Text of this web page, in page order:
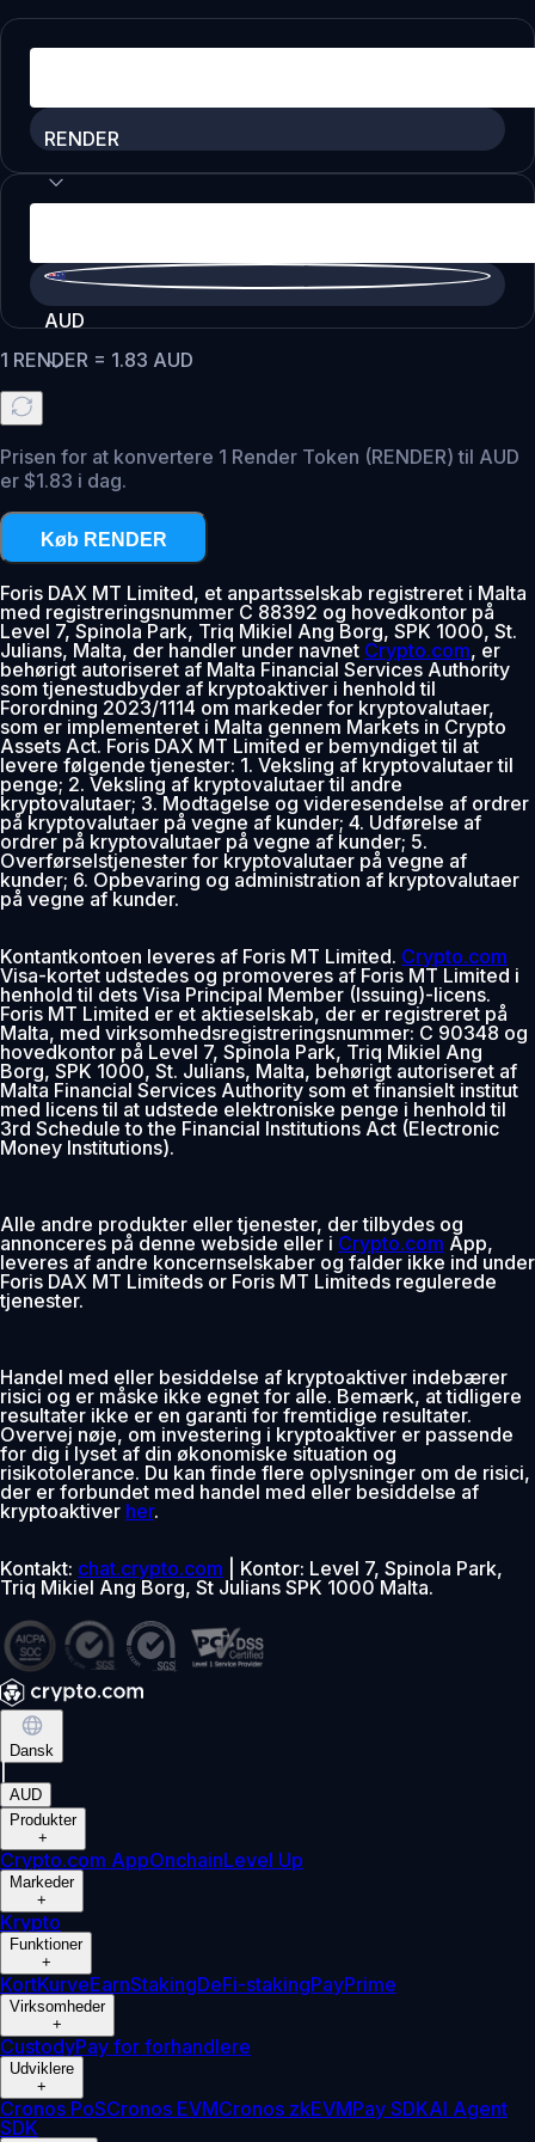
RENDER
AUD
1 RENDER = 1.83 AUD
Prisen for at konvertere 1 Render Token (RENDER) til AUD
er $1.83 i dag.
Køb RENDER
Foris DAX MT Limited, et anpartsselskab registreret i Malta
med registreringsnummer C 88392 og hovedkontor på
Level 7, Spinola Park, Triq Mikiel Ang Borg, SPK 1000, St.
Julians, Malta, der handler under navnet Crypto.com, er
behørigt autoriseret af Malta Financial Services Authority
som tjenestudbyder af kryptoaktiver i henhold til
Forordning 2023/1114 om markeder for kryptovalutaer,
som er implementeret i Malta gennem Markets in Crypto
Assets Act. Foris DAX MT Limited er bemyndiget til at
levere følgende tjenester: 1. Veksling af kryptovalutaer til
penge; 2. Veksling af kryptovalutaer til andre
kryptovalutaer; 3. Modtagelse og videresendelse af ordrer
på kryptovalutaer på vegne af kunder; 4. Udførelse af
ordrer på kryptovalutaer på vegne af kunder; 5.
Overførselstjenester for kryptovalutaer på vegne af
kunder; 6. Opbevaring og administration af kryptovalutaer
på vegne af kunder.
Kontantkontoen leveres af Foris MT Limited. Crypto.com
Visa-kortet udstedes og promoveres af Foris MT Limited i
henhold til dets Visa Principal Member (Issuing)-licens.
Foris MT Limited er et aktieselskab, der er registreret på
Malta, med virksomhedsregistreringsnummer: C 90348 og
hovedkontor på Level 7, Spinola Park, Triq Mikiel Ang
Borg, SPK 1000, St. Julians, Malta, behørigt autoriseret af
Malta Financial Services Authority som et finansielt institut
med licens til at udstede elektroniske penge i henhold til
3rd Schedule to the Financial Institutions Act (Electronic
Money Institutions).
Alle andre produkter eller tjenester, der tilbydes og
annonceres på denne webside eller i Crypto.com App,
leveres af andre koncernselskaber og falder ikke ind under
Foris DAX MT Limiteds or Foris MT Limiteds regulerede
tjenester.
Handel med eller besiddelse af kryptoaktiver indebærer
risici og er måske ikke egnet for alle. Bemærk, at tidligere
resultater ikke er en garanti for fremtidige resultater.
Overvej nøje, om investering i kryptoaktiver er passende
for dig i lyset af din økonomiske situation og
risikotolerance. Du kan finde flere oplysninger om de risici,
der er forbundet med handel med eller besiddelse af
kryptoaktiver her.
Kontakt: chat.crypto.com | Kontor: Level 7, Spinola Park,
Triq Mikiel Ang Borg, St Julians SPK 1000 Malta.
Dansk
AUD
Produkter
+
Crypto.com AppOnchainLevel Up
Markeder
+
Krypto
Funktioner
+
KortKurveEarnStakingDeFi-stakingPayPrime
Virksomheder
+
CustodyPay for forhandlere
Udviklere
+
Cronos PoSCronos EVMCronos zkEVMPay SDKAI Agent
SDK